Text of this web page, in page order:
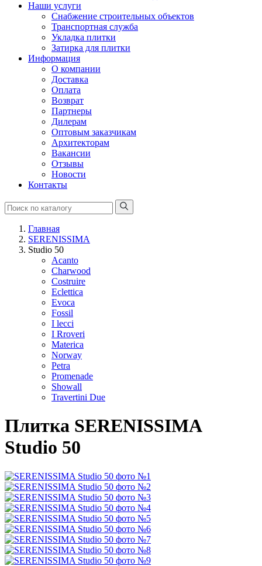
Наши услуги
Снабжение строительных объектов
Транспортная служба
Укладка плитки
Затирка для плитки
Информация
О компании
Доставка
Оплата
Возврат
Партнеры
Дилерам
Оптовым заказчикам
Архитекторам
Вакансии
Отзывы
Новости
Контакты
Главная
SERENISSIMA
Studio 50
Acanto
Charwood
Costruire
Eclettica
Evoca
Fossil
I lecci
I Rroveri
Materica
Norway
Petra
Promenade
Showall
Travertini Due
Плитка SERENISSIMA
Studio 50